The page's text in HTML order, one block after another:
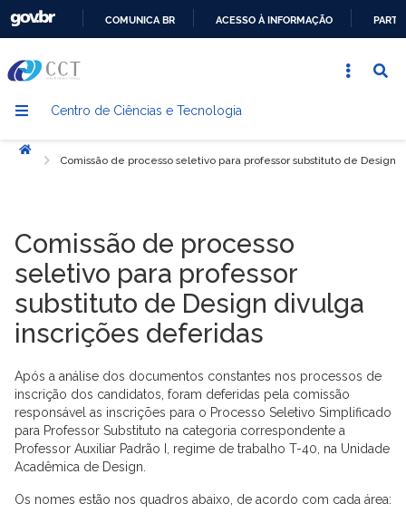
CONTEÚDO
COMUNICA BR ACESSO À INFORMAÇÃO
Centro de Ciências e Tecnologia
Início
Comissão de processo seletivo para professor substituto de Design
Comissão de processo
seletivo para professor
substituto de Design divulga
inscrições deferidas
Após a análise dos documentos constantes nos processos de
inscrição dos candidatos, foram deferidas pela comissão
responsável as inscrições para o Processo Seletivo Simplificado
para Professor Substituto na categoria correspondente a
Professor Auxiliar Padrão I, regime de trabalho T-40, na Unidade
Acadêmica de Design.
Os nomes estão nos quadros abaixo, de acordo com cada área: